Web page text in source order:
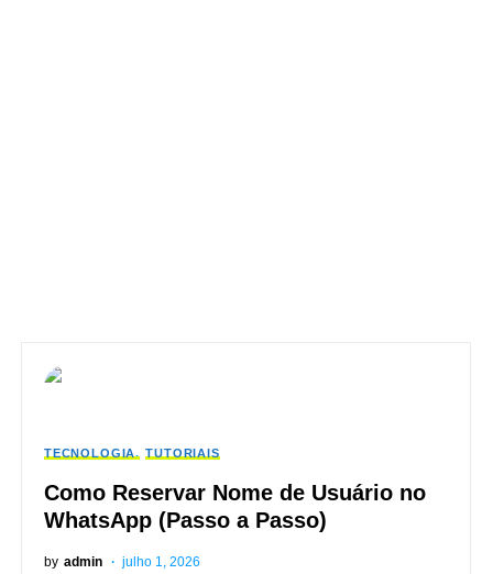
TECNOLOGIA TUTORIAIS
Como Reservar Nome de Usuário no
WhatsApp (Passo a Passo)
by admin julho 1, 2026